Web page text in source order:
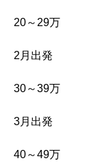
20～29万
2月出発
30～39万
3月出発
40～49万